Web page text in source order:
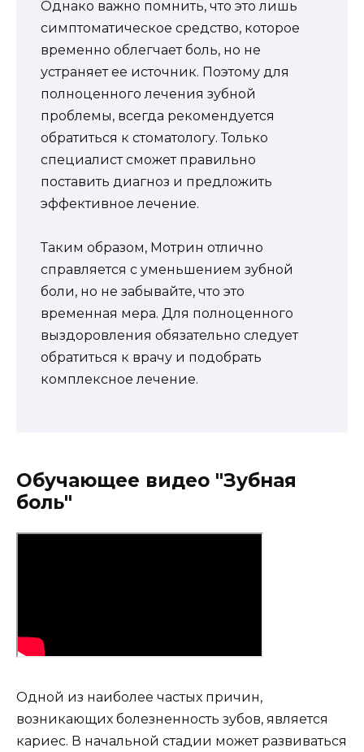
Однако важно помнить, что это лишь
симптоматическое средство, которое
временно облегчает боль, но не
устраняет ее источник. Поэтому для
полноценного лечения зубной
проблемы, всегда рекомендуется
обратиться к стоматологу. Только
специалист сможет правильно
поставить диагноз и предложить
эффективное лечение.
Таким образом, Мотрин отлично
справляется с уменьшением зубной
боли, но не забывайте, что это
временная мера. Для полноценного
выздоровления обязательно следует
обратиться к врачу и подобрать
комплексное лечение.
Обучающее видео "Зубная
боль"
Одной из наиболее частых причин,
возникающих болезненность зубов, является
кариес. В начальной стадии может развиваться